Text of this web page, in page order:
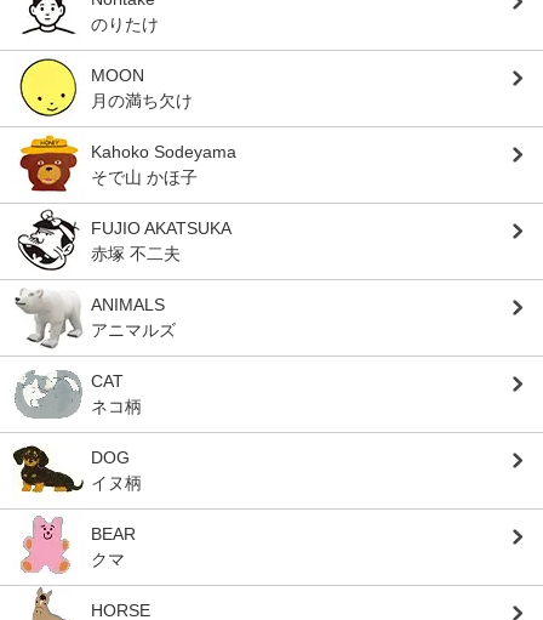
のりたけ
MOON
月の満ち欠け
Kahoko Sodeyama
そで山 かほ子
FUJIO AKATSUKA
赤塚 不二夫
ANIMALS
アニマルズ
CAT
ネコ柄
DOG
イヌ柄
BEAR
クマ
HORSE